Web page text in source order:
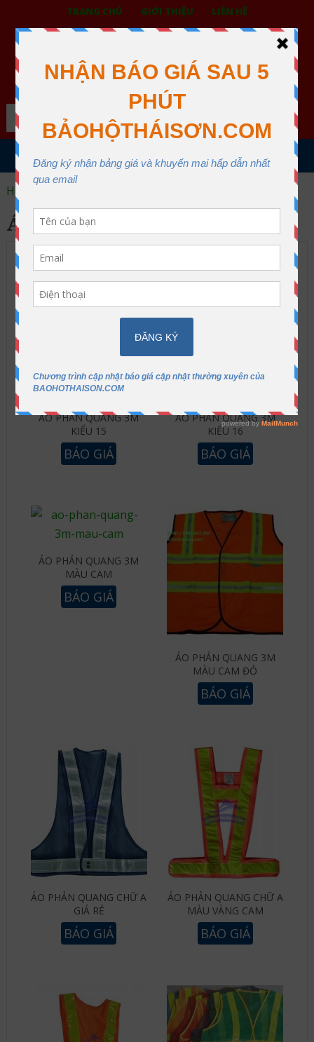
TRANG CHỦ GIỚI THIỆU LIÊN HỆ
BẢO HỘ LAO ĐỘNG THÁI SƠN
XƯỞNG MAY THÁI SƠN QUẬN 12
Search
MENU
Home
ÁO PHẢN QUANG LƯỚI
ÁO PHẢN QUANG 3M
KIỂU 15
BÁO GIÁ
ÁO PHẢN QUANG 3M
KIỂU 16
BÁO GIÁ
ÁO PHẢN QUANG 3M
MÀU CAM
BÁO GIÁ
ÁO PHẢN QUANG 3M
MÀU CAM ĐỎ
BÁO GIÁ
ÁO PHẢN QUANG CHỮ A
GIÁ RẺ
BÁO GIÁ
ÁO PHẢN QUANG CHỮ A
MÀU VÀNG CAM
BÁO GIÁ